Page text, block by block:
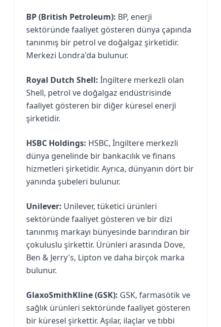
BP (British Petroleum): BP, enerji
sektöründe faaliyet gösteren dünya çapında
tanınmış bir petrol ve doğalgaz şirketidir.
Merkezi Londra'da bulunur.
Royal Dutch Shell: İngiltere merkezli olan
Shell, petrol ve doğalgaz endüstrisinde
faaliyet gösteren bir diğer küresel enerji
şirketidir.
HSBC Holdings: HSBC, İngiltere merkezli
dünya genelinde bir bankacılık ve finans
hizmetleri şirketidir. Ayrıca, dünyanın dört bir
yanında şubeleri bulunur.
Unilever: Unilever, tüketici ürünleri
sektöründe faaliyet gösteren ve bir dizi
tanınmış markayı bünyesinde barındıran bir
çokuluslu şirkettir. Ürünleri arasında Dove,
Ben & Jerry's, Lipton ve daha birçok marka
bulunur.
GlaxoSmithKline (GSK): GSK, farmasötik ve
sağlık ürünleri sektöründe faaliyet gösteren
bir küresel şirkettir. Aşılar, ilaçlar ve tıbbi